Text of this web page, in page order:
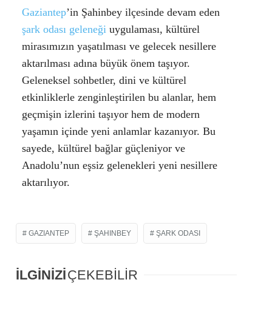
Gaziantep’in Şahinbey ilçesinde devam eden
şark odası geleneği uygulaması, kültürel
mirasımızın yaşatılması ve gelecek nesillere
aktarılması adına büyük önem taşıyor.
Geleneksel sohbetler, dini ve kültürel
etkinliklerle zenginleştirilen bu alanlar, hem
geçmişin izlerini taşıyor hem de modern
yaşamın içinde yeni anlamlar kazanıyor. Bu
sayede, kültürel bağlar güçleniyor ve
Anadolu’nun eşsiz gelenekleri yeni nesillere
aktarılıyor.
GAZIANTEP ŞAHINBEY ŞARK ODASI
İLGİNİZİÇEKEBİLİR